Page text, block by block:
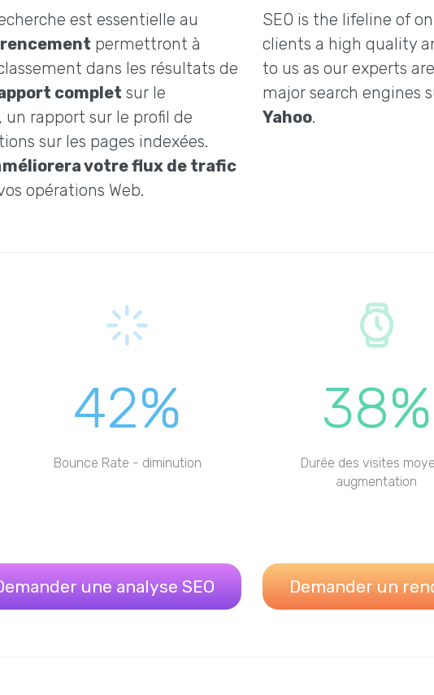
est essentielle au
permettront à
dans les résultats de
complet sur le
, un rapport sur le profil de
sur les pages indexées.
méliorera votre flux de trafic
opérations Web.
SEO is the lifeline of
clients a high quality
to us as our experts
major search engines
Yahoo.
42%
Bounce Rate - diminution
38%
Durée des visites
augmentation
une analyse SEO Demander un